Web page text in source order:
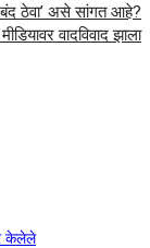
ठेवा’ असे सांगत आहे?
वादविवाद झाला
केलेले